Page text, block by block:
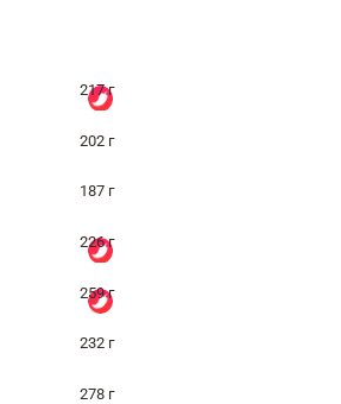
217 г
202 г
187 г
226 г
259 г
232 г
278 г